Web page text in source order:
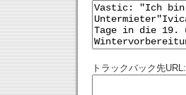
トラックバック先URL: